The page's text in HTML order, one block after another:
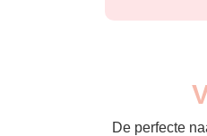
De perfecte